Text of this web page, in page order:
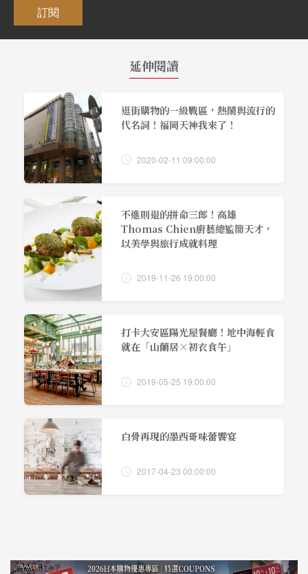
訂閱
延伸閱讀
逛街購物的一級戰區，熱鬧與流行的
代名詞！福岡天神我來了！
2020-02-11 09:00:00
不進則退的拼命三郎！高雄
Thomas Chien廚藝總監簡天才，
以美學與旅行成就料理
2019-11-26 19:00:00
打卡大安區陽光屋餐廳！地中海輕食
就在「山蘭居×初衣食午」
2019-05-25 19:00:00
白骨再現的墨西哥味蕾饗宴
2017-04-23 00:00:00